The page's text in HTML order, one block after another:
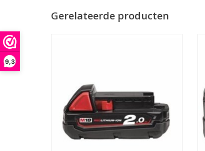
9,3
Gerelateerde producten